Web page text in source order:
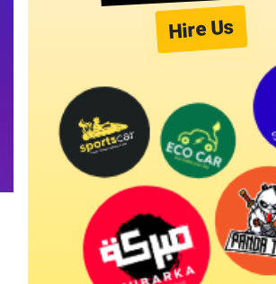
Hire Us